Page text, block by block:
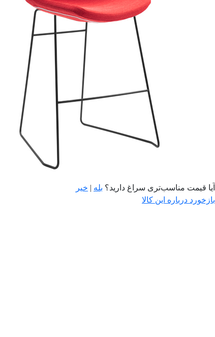
آیا قیمت مناسب‌تری سراغ دارید؟ بله | خیر
بازخورد درباره این کالا